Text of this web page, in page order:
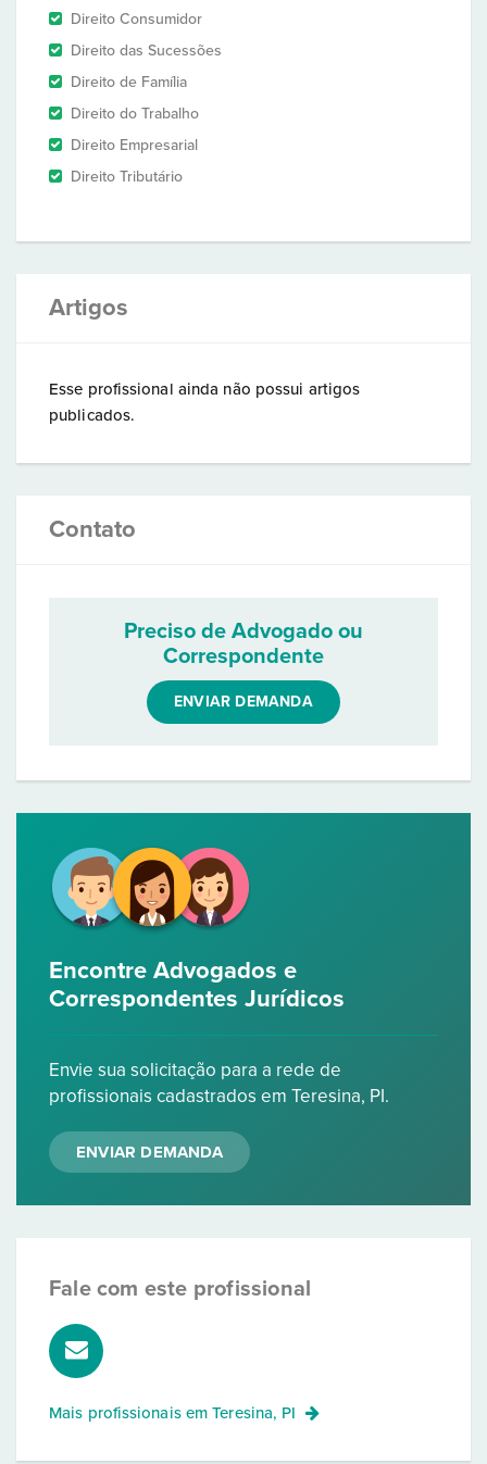
Direito Consumidor
Direito das Sucessões
Direito de Família
Direito do Trabalho
Direito Empresarial
Direito Tributário
Artigos
Esse profissional ainda não possui artigos
publicados.
Contato
Preciso de Advogado ou
Correspondente
ENVIAR DEMANDA
Encontre Advogados e
Correspondentes Jurídicos
Envie sua solicitação para a rede de
profissionais cadastrados em Teresina, PI.
ENVIAR DEMANDA
Fale com este profissional
Mais profissionais emTeresina, PI